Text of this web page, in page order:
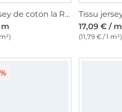
Tissu jersey de coton la Reine des Neiges Frozen 2 Elsa et Anna, pourpre
m
17,09 € / m
(11,79 € / 1 m²)